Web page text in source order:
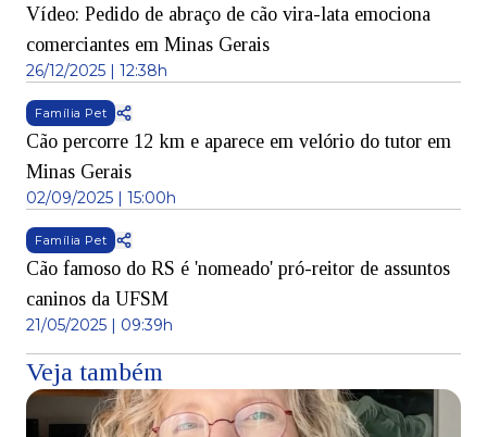
Vídeo: Pedido de abraço de cão vira-lata emociona
comerciantes em Minas Gerais
26/12/2025 | 12:38h
Família Pet
Cão percorre 12 km e aparece em velório do tutor em
Minas Gerais
02/09/2025 | 15:00h
Família Pet
Cão famoso do RS é 'nomeado' pró-reitor de assuntos
caninos da UFSM
21/05/2025 | 09:39h
Veja também